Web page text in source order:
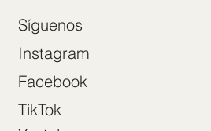
Síguenos
Instagram
Facebook
TikTok